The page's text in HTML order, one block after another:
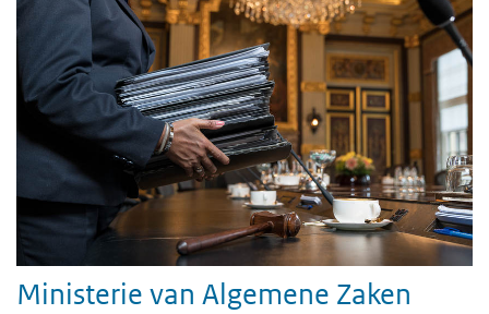
Ministerie van Algemene Zaken